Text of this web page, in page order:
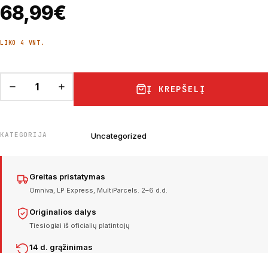
68,99€
LIKO 4 VNT.
Į KREPŠELĮ
KATEGORIJA Uncategorized
Greitas pristatymas
Omniva, LP Express, MultiParcels. 2–6 d.d.
Originalios dalys
Tiesiogiai iš oficialių platintojų
14 d. grąžinimas